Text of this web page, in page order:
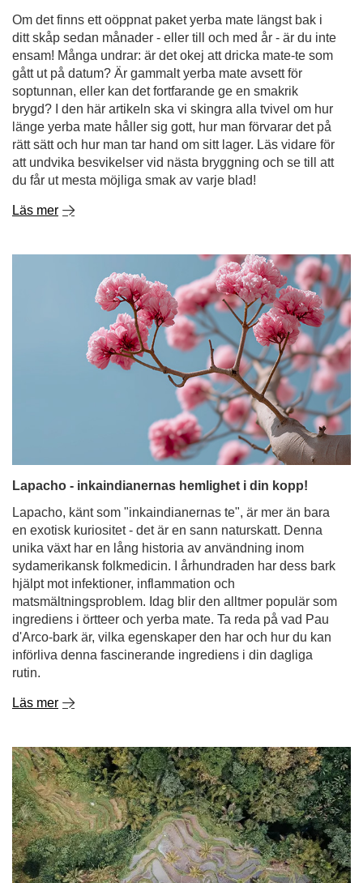
Om det finns ett oöppnat paket yerba mate längst bak i
ditt skåp sedan månader - eller till och med år - är du inte
ensam! Många undrar: är det okej att dricka mate-te som
gått ut på datum? Är gammalt yerba mate avsett för
soptunnan, eller kan det fortfarande ge en smakrik
brygd? I den här artikeln ska vi skingra alla tvivel om hur
länge yerba mate håller sig gott, hur man förvarar det på
rätt sätt och hur man tar hand om sitt lager. Läs vidare för
att undvika besvikelser vid nästa bryggning och se till att
du får ut mesta möjliga smak av varje blad!
Läs mer
Lapacho - inkaindianernas hemlighet i din kopp!
Lapacho, känt som "inkaindianernas te", är mer än bara
en exotisk kuriositet - det är en sann naturskatt. Denna
unika växt har en lång historia av användning inom
sydamerikansk folkmedicin. I århundraden har dess bark
hjälpt mot infektioner, inflammation och
matsmältningsproblem. Idag blir den alltmer populär som
ingrediens i örtteer och yerba mate. Ta reda på vad Pau
d'Arco-bark är, vilka egenskaper den har och hur du kan
införliva denna fascinerande ingrediens i din dagliga
rutin.
Läs mer